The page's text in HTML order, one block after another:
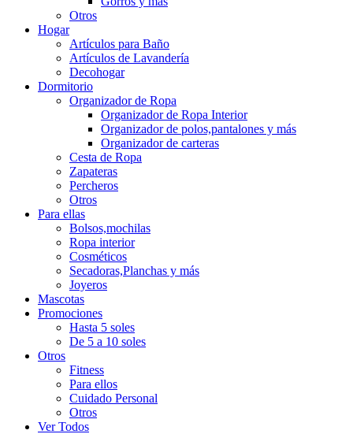
Otros
Hogar
Artículos para Baño
Artículos de Lavandería
Decohogar
Dormitorio
Organizador de Ropa
Organizador de Ropa Interior
Organizador de polos,pantalones y más
Organizador de carteras
Cesta de Ropa
Zapateras
Percheros
Otros
Para ellas
Bolsos,mochilas
Ropa interior
Cosméticos
Secadoras,Planchas y más
Joyeros
Mascotas
Promociones
Hasta 5 soles
De 5 a 10 soles
Otros
Fitness
Para ellos
Cuidado Personal
Otros
Ver Todos